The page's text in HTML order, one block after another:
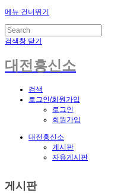
메뉴 건너뛰기
검색창 닫기
대전흥신소
검색
로그인/회원가입
로그인
회원가입
대전흥신소
게시판
자유게시판
게시판